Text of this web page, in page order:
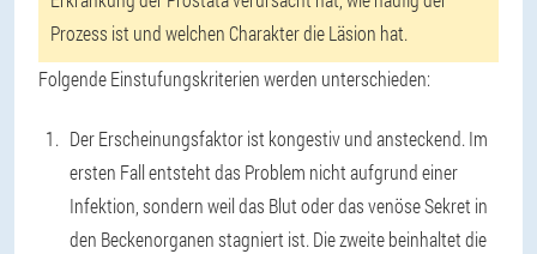
Prozess ist und welchen Charakter die Läsion hat.
Folgende Einstufungskriterien werden unterschieden:
Der Erscheinungsfaktor ist kongestiv und ansteckend. Im
ersten Fall entsteht das Problem nicht aufgrund einer
Infektion, sondern weil das Blut oder das venöse Sekret in
den Beckenorganen stagniert ist. Die zweite beinhaltet die